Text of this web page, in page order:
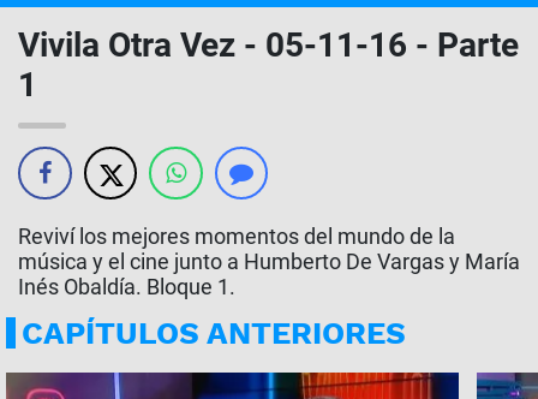
Vivila Otra Vez - 05-11-16 - Parte
1
Reviví los mejores momentos del mundo de la
música y el cine junto a Humberto De Vargas y María
Inés Obaldía. Bloque 1.
CAPÍTULOS ANTERIORES